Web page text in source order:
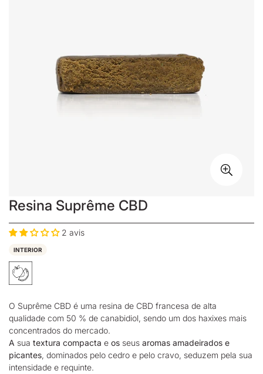
Resina Suprême CBD
2 avis
INTERIOR
O Suprême CBD é uma resina de CBD francesa de alta
qualidade com 50 % de canabidiol, sendo um dos haxixes mais
concentrados do mercado.
A sua textura compacta e os seus aromas amadeirados e
picantes, dominados pelo cedro e pelo cravo, seduzem pela sua
intensidade e requinte.